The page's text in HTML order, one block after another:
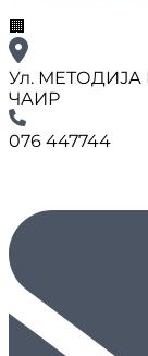
🏢
Ул. МЕТОДИЈА
ЧАИР
076 447744